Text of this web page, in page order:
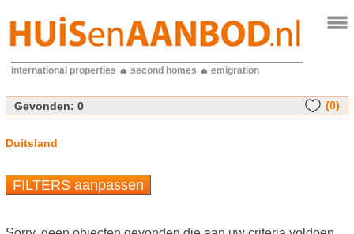
international properties second homes emigration
Gevonden: 0 (0)
Duitsland
FILTERS aanpassen